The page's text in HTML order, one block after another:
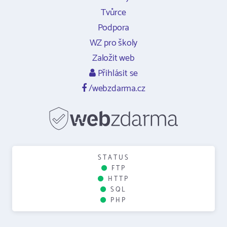
Tvůrce
Podpora
WZ pro školy
Založit web
Přihlásit se
/webzdarma.cz
STATUS
FTP
HTTP
SQL
PHP